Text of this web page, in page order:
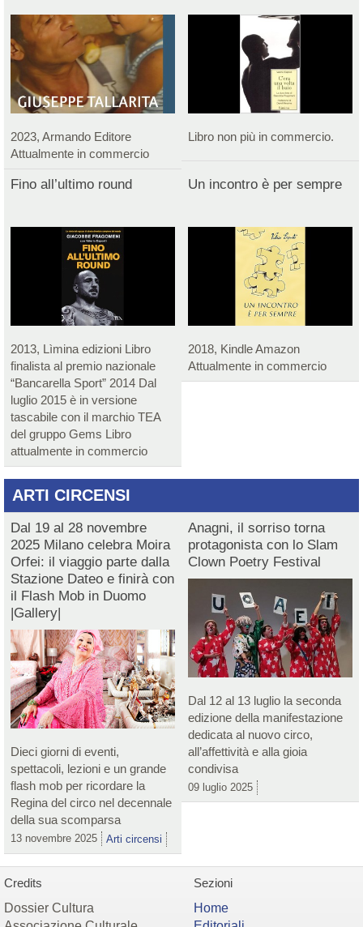
2023, Armando Editore
Attualmente in commercio
Libro non più in commercio.
Fino all’ultimo round
2013, Lìmina edizioni Libro
finalista al premio nazionale
“Bancarella Sport” 2014 Dal
luglio 2015 è in versione
tascabile con il marchio TEA
del gruppo Gems Libro
attualmente in commercio
Un incontro è per sempre
2018, Kindle Amazon
Attualmente in commercio
ARTI CIRCENSI
Dal 19 al 28 novembre
2025 Milano celebra Moira
Orfei: il viaggio parte dalla
Stazione Dateo e finirà con
il Flash Mob in Duomo
|Gallery|
Dieci giorni di eventi,
spettacoli, lezioni e un grande
flash mob per ricordare la
Regina del circo nel decennale
della sua scomparsa
13 novembre 2025 Arti circensi
Anagni, il sorriso torna
protagonista con lo Slam
Clown Poetry Festival
Dal 12 al 13 luglio la seconda
edizione della manifestazione
dedicata al nuovo circo,
all’affettività e alla gioia
condivisa
09 luglio 2025
Credits
Dossier Cultura
Sezioni
Home